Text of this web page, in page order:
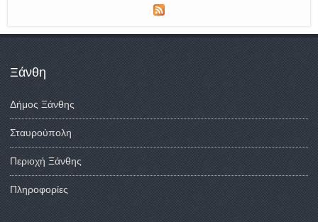
Ξάνθη
Δήμος Ξάνθης
Σταυρούπολη
Περιοχή Ξάνθης
Πληροφορίες